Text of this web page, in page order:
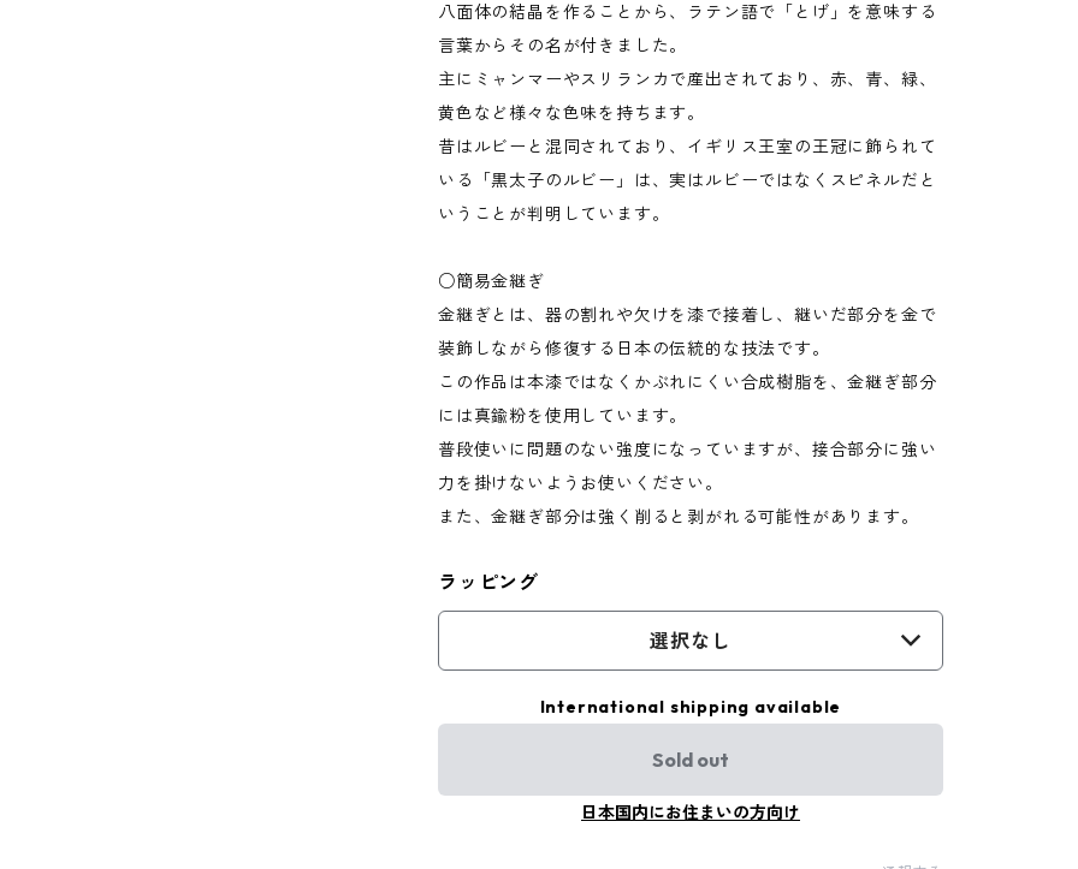
八面体の結晶を作ることから、ラテン語で「とげ」を意味する
言葉からその名が付きました。
主にミャンマーやスリランカで産出されており、赤、青、緑、
黄色など様々な色味を持ちます。
昔はルビーと混同されており、イギリス王室の王冠に飾られて
いる「黒太子のルビー」は、実はルビーではなくスピネルだと
いうことが判明しています。
○簡易金継ぎ
金継ぎとは、器の割れや欠けを漆で接着し、継いだ部分を金で
装飾しながら修復する日本の伝統的な技法です。
この作品は本漆ではなくかぶれにくい合成樹脂を、金継ぎ部分
には真鍮粉を使用しています。
普段使いに問題のない強度になっていますが、接合部分に強い
力を掛けないようお使いください。
また、金継ぎ部分は強く削ると剥がれる可能性があります。
ラッピング
選択なし
International shipping available
Sold out
日本国内にお住まいの方向け